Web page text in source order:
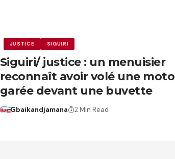
JUSTICE SIGUIRI
Siguiri/ justice : un menuisier
reconnaît avoir volé une moto
garée devant une buvette
Gbaikandjamana 2 Min Read